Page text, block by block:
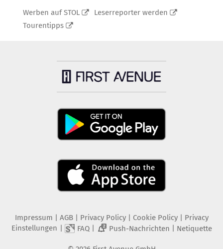
Werben auf STOL
Leserreporter werden
Tourentipps
Impressum | AGB | Privacy Policy| Cookie Policy| Privacy
Einstellungen | FAQ| 2 Push-Nachrichten | Netiquette